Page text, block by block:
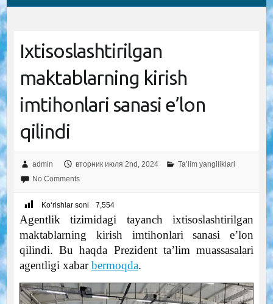
Ixtisoslashtirilgan
maktablarning kirish
imtihonlari sanasi e’lon
qilindi
admin вторник июля 2nd, 2024
Ta’lim yangiliklari
No Comments
Ko‘rishlar soni 7,554
Agentlik tizimidagi tayanch ixtisoslashtirilgan
maktablarning kirish imtihonlari sanasi e’lon
qilindi. Bu haqda Prezident ta’lim muassasalari
agentligi xabarbermoqda.